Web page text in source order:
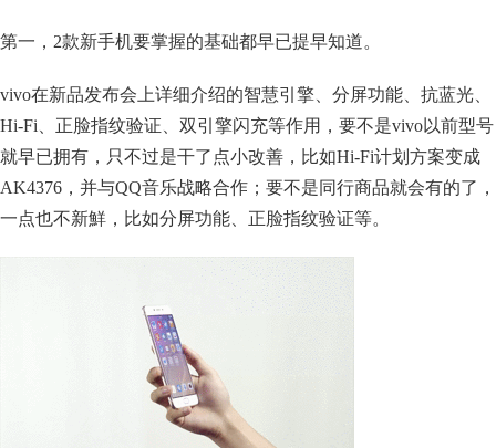
第一，2款新手机要掌握的基础都早已提早知道。
vivo在新品发布会上详细介绍的智慧引擎、分屏功能、抗蓝光、
Hi-Fi、正脸指纹验证、双引擎闪充等作用，要不是vivo以前型号
就早已拥有，只不过是干了点小改善，比如Hi-Fi计划方案变成
AK4376，并与QQ音乐战略合作；要不是同行商品就会有的了，
一点也不新鮮，比如分屏功能、正脸指纹验证等。